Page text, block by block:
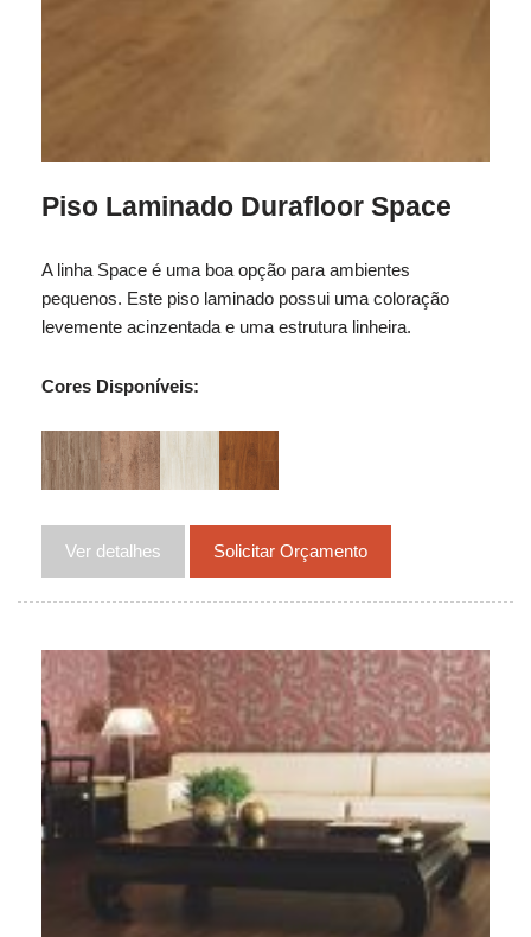
Piso Laminado Durafloor Space
A linha Space é uma boa opção para ambientes
pequenos. Este piso laminado possui uma coloração
levemente acinzentada e uma estrutura linheira.
Cores Disponíveis:
Ver detalhes Solicitar Orçamento